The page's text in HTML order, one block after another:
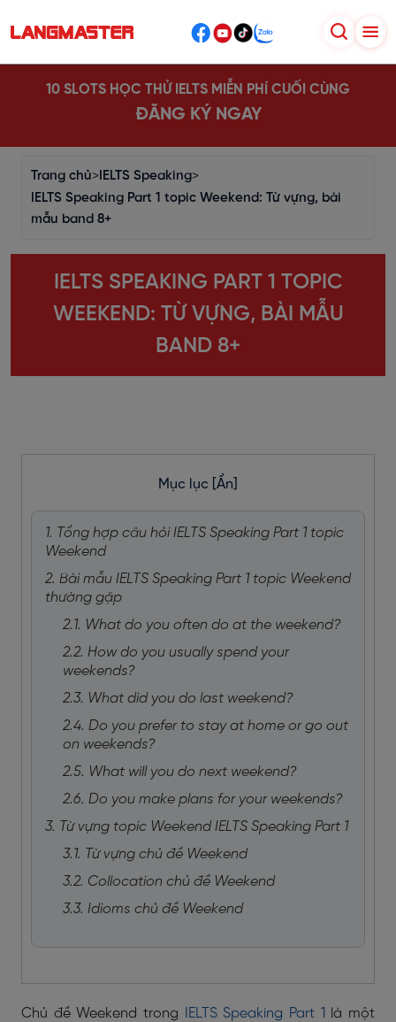
10 SLOTS HỌC THỬ IELTS MIỄN PHÍ CUỐI CÙNG
ĐĂNG KÝ NGAY
Trang chủ> IELTS Speaking>
IELTS Speaking Part 1 topic Weekend: Từ vựng, bài
mẫu band 8+
IELTS SPEAKING PART 1 TOPIC
WEEKEND: TỪ VỰNG, BÀI MẪU
BAND 8+
Mục lục [Ẩn]
1. Tổng hợp câu hỏi IELTS Speaking Part 1 topic
Weekend
2. Bài mẫu IELTS Speaking Part 1 topic Weekend
thường gặp
2.1. What do you often do at the weekend?
2.2. How do you usually spend your
weekends?
2.3. What did you do last weekend?
2.4. Do you prefer to stay at home or go out
on weekends?
2.5. What will you do next weekend?
2.6. Do you make plans for your weekends?
3. Từ vựng topic Weekend IELTS Speaking Part 1
3.1. Từ vựng chủ đề Weekend
3.2. Collocation chủ đề Weekend
3.3. Idioms chủ đề Weekend
Chủ đề Weekend trong IELTS Speaking Part 1 là một